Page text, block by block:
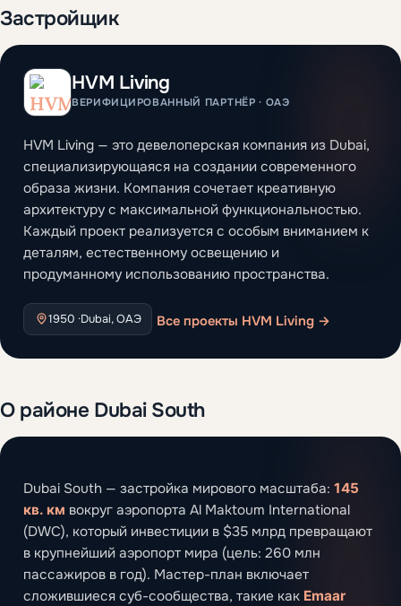
Застройщик
HVM Living
ВЕРИФИЦИРОВАННЫЙ ПАРТНЁР · ОАЭ
HVM Living — это девелоперская компания из Dubai,
специализирующаяся на создании современного
образа жизни. Компания сочетает креативную
архитектуру с максимальной функциональностью.
Каждый проект реализуется с особым вниманием к
деталям, естественному освещению и
продуманному использованию пространства.
1950 ·Dubai, ОАЭ Все проекты HVM Living →
О районе Dubai South
Dubai South — застройка мирового масштаба: 145
кв. км вокруг аэропорта Al Maktoum International
(DWC), который инвестиции в $35 млрд превращают
в крупнейший аэропорт мира (цель: 260 млн
пассажиров в год). Мастер-план включает
сложившиеся суб-сообщества, такие как Emaar